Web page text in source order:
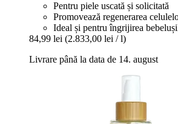
Pentru piele uscată și solicitată
Promovează regenerarea
Ideal și pentru îngrijirea
84,99 lei (2.833,00 lei / l)
Livrare până la data de 14. august